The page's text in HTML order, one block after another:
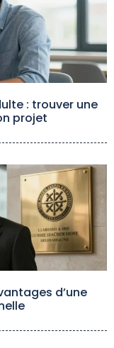
: trouver une
projet
d’une